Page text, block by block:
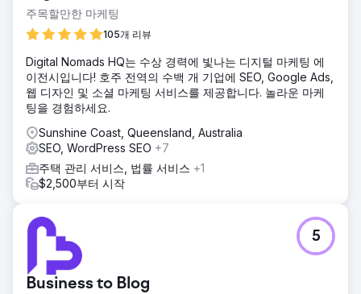
주목할만한 마케팅
105개 리뷰
Digital Nomads HQ는 수상 경력에 빛나는 디지털 마케팅 에
이전시입니다! 호주 전역의 수백 개 기업에 SEO, Google Ads,
웹 디자인 및 소셜 마케팅 서비스를 제공합니다. 놀라운 마케
팅을 경험하세요.
Sunshine Coast, Queensland, Australia
SEO, WordPress SEO +7
주택 관리 서비스, 법률 서비스 +1
$2,500부터 시작
Business to Blog
5